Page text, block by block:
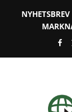
NYHETSBREV